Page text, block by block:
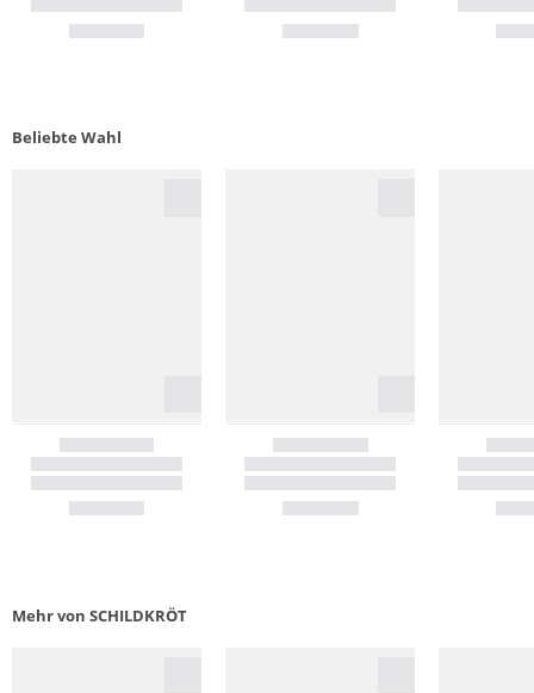
Beliebte Wahl
Mehr von SCHILDKRÖT